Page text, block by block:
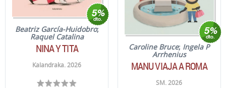
Beatriz García-Huidobro;
Raquel Catalina
NINA Y TITA
Kalandraka. 2026
Caroline Bruce; Ingela P
Arrhenius
MANU VIAJA A ROMA
SM. 2026